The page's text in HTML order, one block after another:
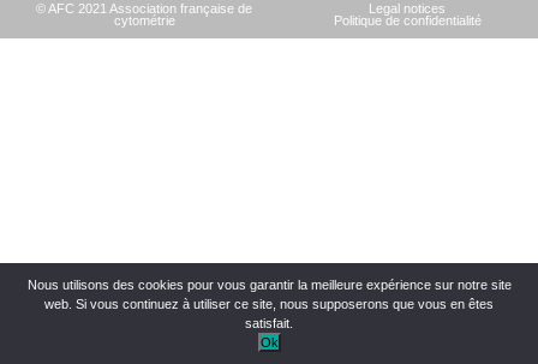
© AFC 2021 Association française de
cytométrie
Legal notices
Politique de confidentialité
Nous utilisons des cookies pour vous garantir la meilleure expérience sur notre site
web. Si vous continuez à utiliser ce site, nous supposerons que vous en êtes
satisfait.
Ok